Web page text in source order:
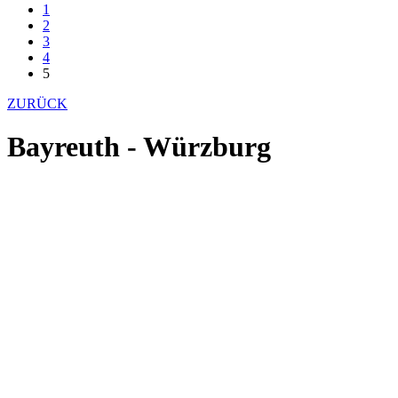
1
2
3
4
5
ZURÜCK
Bayreuth - Würzburg